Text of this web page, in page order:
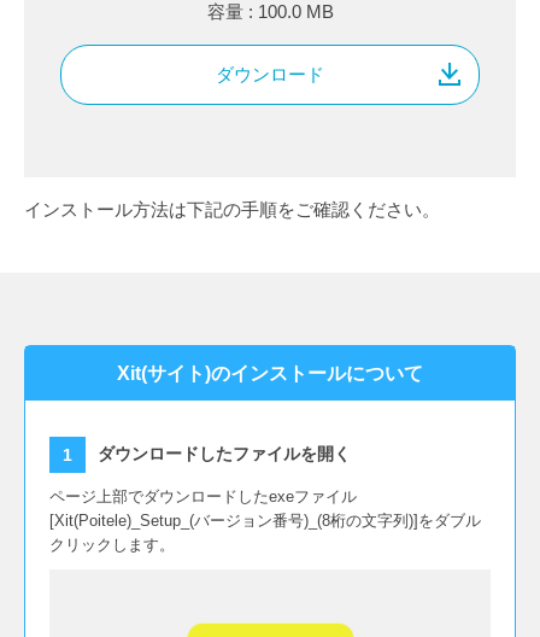
容量 : 100.0 MB
ダウンロード
インストール方法は下記の手順をご確認ください。
Xit(サイト)のインストールについて
ダウンロードしたファイルを開く
ページ上部でダウンロードしたexeファイル
[Xit(Poitele)_Setup_(バージョン番号)_(8桁の文字列)]をダブル
クリックします。